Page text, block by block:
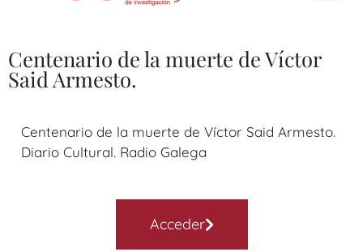
Centenario de la muerte de Víctor
Said Armesto.
Centenario de la muerte de Víctor Said Armesto.
Diario Cultural. Radio Galega
Acceder